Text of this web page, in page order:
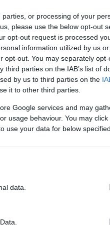
or processing of your
please use the below opt-out
opt-out request is processed
information utilized by us
opt-out. You may separately
parties on the IAB’s list of
by us to third parties on the
it to other third parties.
Google services and may
usage behaviour. You may
use your data for below
data.
Link másolása
fizetési
5 nappal a
hoz lehetetlen